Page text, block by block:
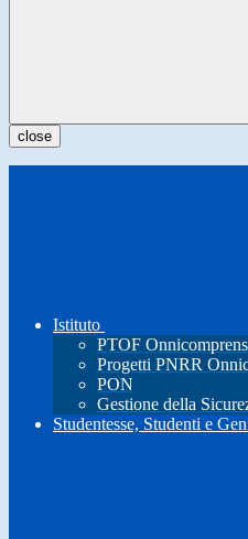
close
Istituto
PTOF
Progetti PNRR
PON
Gestione della
Studentesse, Studenti e